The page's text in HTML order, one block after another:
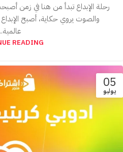
رحلة الإبداع تبدأ من هنا في زمن
والصوت يروي حكاية، أصبح
READING
05
يوليو